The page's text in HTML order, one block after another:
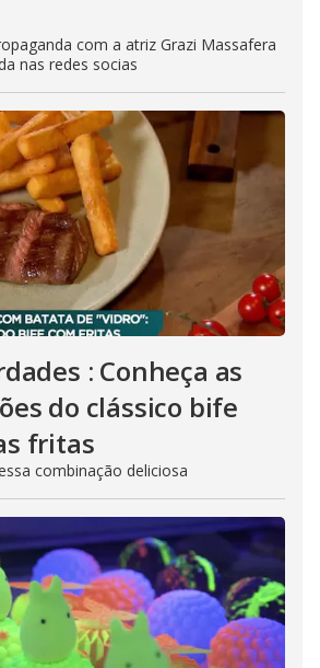
com a atriz Grazi Massafera
nas redes socias
: Conheça as
do clássico bife
fritas
combinação deliciosa